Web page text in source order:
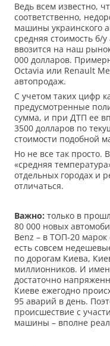
Ведь всем известно,
соответственно,
машины украинского
средняя стоимость б/
ввозится на наш
000 долларов.
Octavia или Renault
автопродаж.
С учетом таких цифр
предусмотренные
сумма, и при ДТП ее
3500 долларов по
стоимости подобной
Но не все так просто.
«средняя
отдельных городах и
отличаться.
Важно: только в
80 000 новых
Benz – в ТОП-20
есть совсем
по дорогам Киева,
миллионников. И
достаточно
Киеве ежегодно
95 аварий в день.
происшествие с
машины – вполне